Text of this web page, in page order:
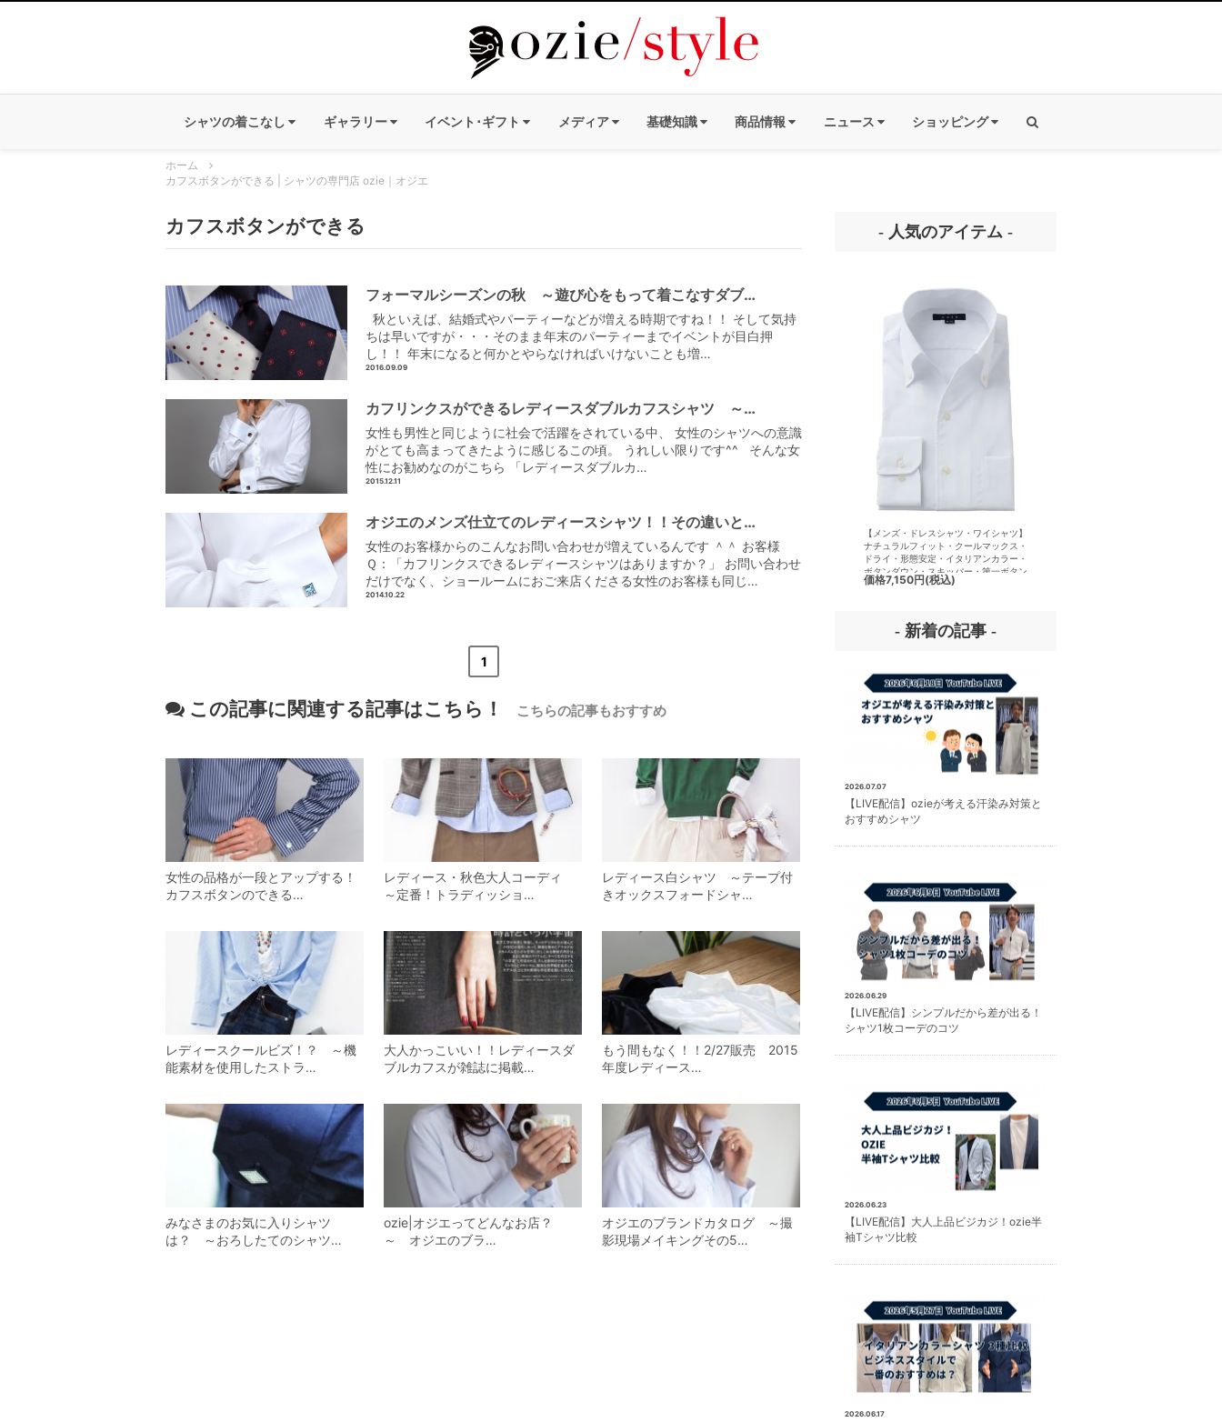
シャツの着こなし ギャラリー イベント･ギフト メディア 基礎知識 商品情報 ニュース ショッピング
ホーム
カフスボタンができる | シャツの専門店 ozie｜オジエ
カフスボタンができる
フォーマルシーズンの秋 ～遊び心をもって着こなすダブ…
秋といえば、結婚式やパーティーなどが増える時期ですね！！ そして気持
ちは早いですが・・・そのまま年末のパーティーまでイベントが目白押
し！！ 年末になると何かとやらなければいけないことも増…
2016.09.09
カフリンクスができるレディースダブルカフスシャツ ～…
女性も男性と同じように社会で活躍をされている中、 女性のシャツへの意識
がとても高まってきたように感じるこの頃。 うれしい限りです^^ そんな女
性にお勧めなのがこちら 「レディースダブルカ…
2015.12.11
オジエのメンズ仕立てのレディースシャツ！！その違いと…
女性のお客様からのこんなお問い合わせが増えているんです ＾＾ お客様
Ｑ：「カフリンクスできるレディースシャツはありますか？」 お問い合わせ
だけでなく、ショールームにおご来店くださる女性のお客様も同じ…
2014.10.22
1
この記事に関連する記事はこちら！ こちらの記事もおすすめ
女性の品格が一段とアップする！
カフスボタンのできる…
レディース・秋色大人コーディ
～定番！トラディッショ…
レディース白シャツ ～テープ付
きオックスフォードシャ…
レディースクールビズ！？ ～機
能素材を使用したストラ…
大人かっこいい！！レディースダ
ブルカフスが雑誌に掲載…
もう間もなく！！2/27販売 2015
年度レディース…
みなさまのお気に入りシャツ
は？ ～おろしたてのシャツ…
ozie|オジエってどんなお店？
～ オジエのブラ…
オジエのブランドカタログ ～撮
影現場メイキングその5…
- 人気のアイテム -
【メンズ・ドレスシャツ・ワイシャツ】
ナチュラルフィット・ブロード・ダブル
カフス・ホリゾンタルカラー・カッタウ
ェイ・クレリック
価格8,800円(税込)
【メンズ・ドレスシャツ・ワイシャツ】
ナチュラルフィット・クールマックス・
ドライ・形態安定・イタリアンカラー・
ボタンダウン・スキッパー・第一ボタン
無し
価格7,150円(税込)
- 新着の記事 -
2026.07.07
【LIVE配信】ozieが考える汗染み対策と
おすすめシャツ
2026.06.29
【LIVE配信】シンプルだから差が出る！
シャツ1枚コーデのコツ
2026.06.23
【LIVE配信】大人上品ビジカジ！ozie半
袖Tシャツ比較
2026.06.17